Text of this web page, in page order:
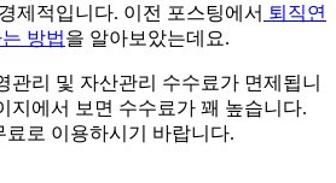
제적입니다. 이전 포스팅에서 퇴직연
방법을 알아보았는데요.
관리 및 자산관리 수수료가 면제됩니
지에서 보면 수수료가 꽤 높습니다.
로 이용하시기 바랍니다.